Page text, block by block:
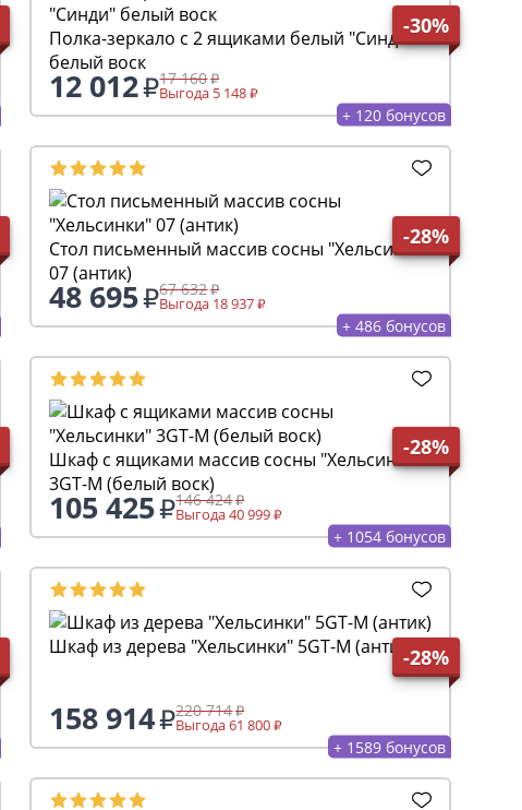
-30%
Полка-зеркало с 2 ящиками белый "Синди"
белый воск
12 012 17 160
Выгода 5 148
+ 120 бонусов
-28%
Стол письменный массив сосны "Хельсинки"
07 (антик)
48 695 67 632
Выгода 18 937
+ 486 бонусов
-28%
Шкаф с ящиками массив сосны "Хельсинки"
3GT-M (белый воск)
105 425 146 424
Выгода 40 999
+ 1054 бонусов
-28%
Шкаф из дерева "Хельсинки" 5GT-M (антик)
158 914 220 714
Выгода 61 800
+ 1589 бонусов